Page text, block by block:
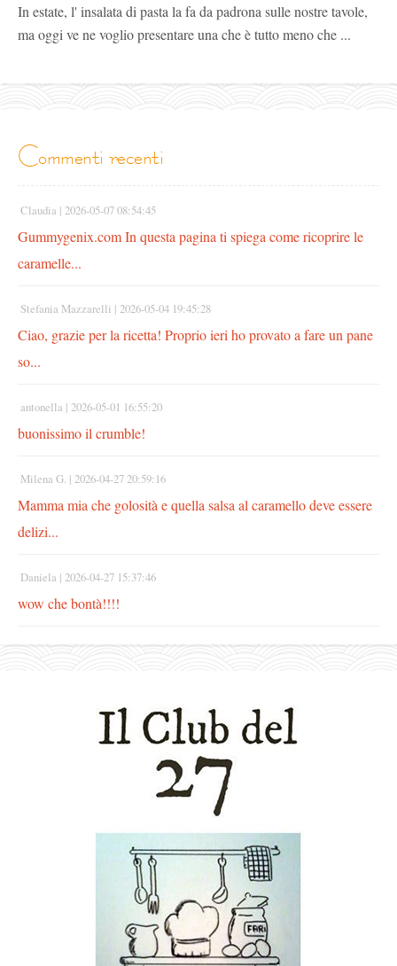
In estate, l' insalata di pasta la fa da padrona sulle nostre tavole,
ma oggi ve ne voglio presentare una che è tutto meno che ...
commenti recenti
Claudia | 2026-05-07 08:54:45
Gummygenix.com In questa pagina ti spiega come ricoprire le
caramelle...
Stefania Mazzarelli | 2026-05-04 19:45:28
Ciao, grazie per la ricetta! Proprio ieri ho provato a fare un pane
so...
antonella | 2026-05-01 16:55:20
buonissimo il crumble!
Milena G. | 2026-04-27 20:59:16
Mamma mia che golosità e quella salsa al caramello deve essere
delizi...
Daniela | 2026-04-27 15:37:46
wow che bontà!!!!